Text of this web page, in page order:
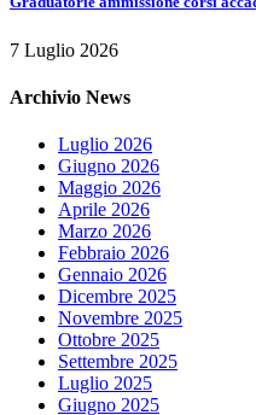
7 Luglio 2026
Archivio News
Luglio 2026
Giugno 2026
Maggio 2026
Aprile 2026
Marzo 2026
Febbraio 2026
Gennaio 2026
Dicembre 2025
Novembre 2025
Ottobre 2025
Settembre 2025
Luglio 2025
Giugno 2025